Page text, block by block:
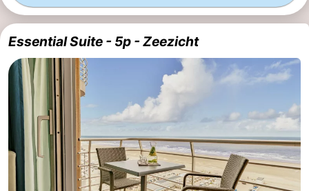
Essential Suite - 5p - Zeezicht